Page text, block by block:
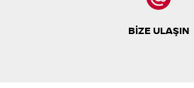
BİZE ULAŞIN